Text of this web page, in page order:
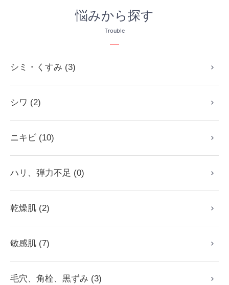
悩みから探す
Trouble
シミ・くすみ (3)
シワ (2)
ニキビ (10)
ハリ、弾力不足 (0)
乾燥肌 (2)
敏感肌 (7)
毛穴、角栓、黒ずみ (3)